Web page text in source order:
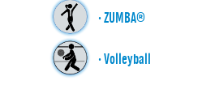
· ZUMBA®
· Volleyball